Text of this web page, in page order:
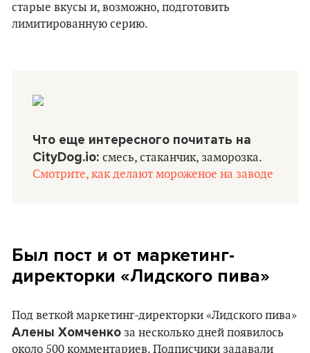
старые вкусы и, возможно, подготовить
лимитированную серию.
Что еще интересного почитать на
CityDog.io: смесь, стаканчик, заморозка.
Смотрите, как делают мороженое на заводе
Был пост и от маркетинг-
директорки «Лидского пива»
Под веткой маркетинг-директорки «Лидского пива»
Алены Хомченко за несколько дней появилось
около 500 комментариев. Подписчики задавали